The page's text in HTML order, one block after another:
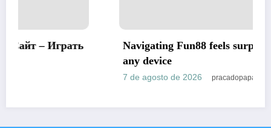
Navigating Fun88 feels surprisingly effortless on
pracadopapa